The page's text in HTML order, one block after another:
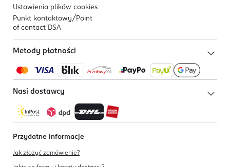
Ustawienia plików cookies
Punkt kontaktowy/ Point
of contact DSA
Metody płatności
Nasi dostawcy
Przydatne informacje
Jak złożyć zamówienie?